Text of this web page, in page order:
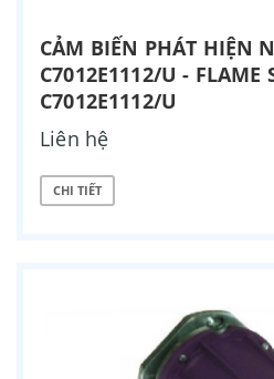
CẢM BIẾN PHÁT HIỆN
C7012E1112/U - FLAME
C7012E1112/U
Liên hệ
CHI TIẾT